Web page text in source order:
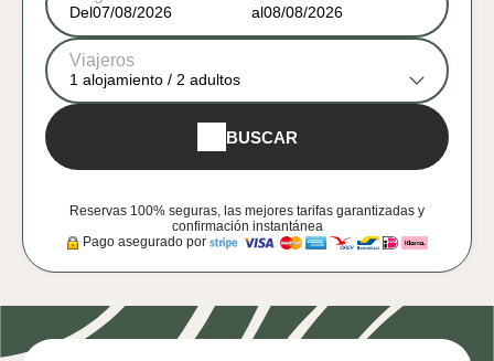
Del al
Viajeros
1 alojamiento / 2 adultos
BUSCAR
Reservas 100% seguras, las mejores tarifas garantizadas y
confirmación instantánea
Pago asegurado por